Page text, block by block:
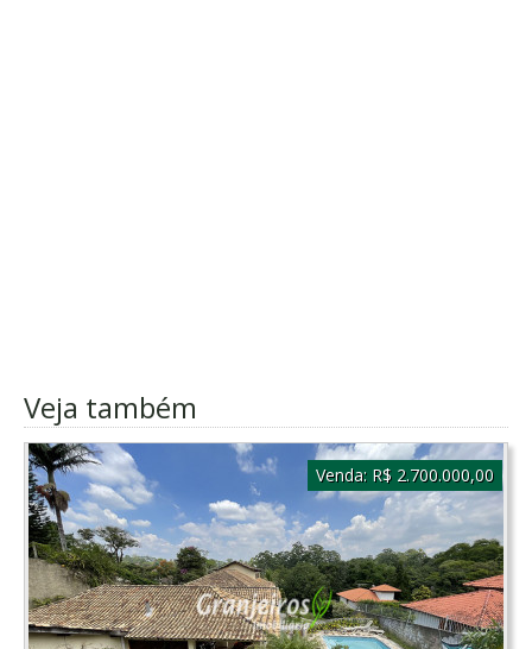
Veja também
Venda: R$ 2.700.000,00